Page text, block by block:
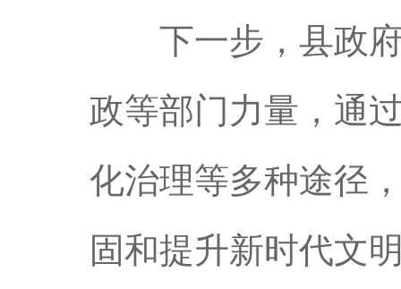
下一步，县政府
政等部门力量，通
化治理等多种途径
固和提升新时代文